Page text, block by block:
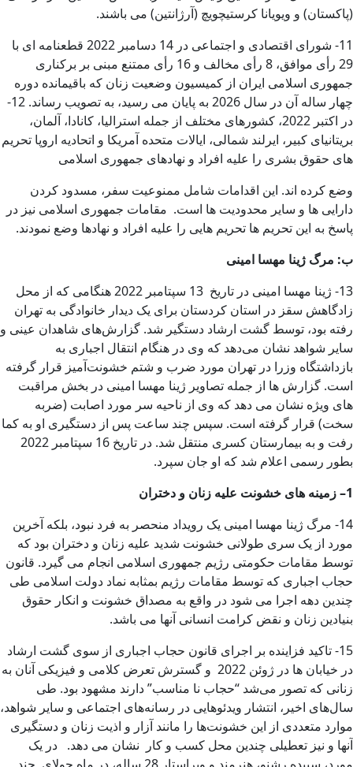
(پاکستان) و ویویانا کرستیچویچ (آرژانتین) می باشند.
11- شورای اقتصادی و اجتماعی در 14 دسامبر 2022 قطعنامه ای با
29 رأی موافق، 8 رأی مخالف و 16 رأی ممتنع مبنی بر برکناری
جمهوری اسلامی ایران از کمیسیون وضعیت زنان که باقیمانده دوره
چهار ساله آن در سال 2026 به پایان می رسید، به تصویب رساند. 12-
در اکتبر 2022، کشورهای مختلف از جمله استرالیا، کانادا، آلمان،
بریتانیای کبیر، ایرلند شمالی، ایالات متحده آمریکا و اتحادیه اروپا تحریم
های حقوق بشری را علیه افراد و نهادهای جمهوری اسلامی
وضع کرده اند. این اقدامات شامل ممنوعیت سفر، مسدود کردن
دارایی ها و سایر محدودیت ها است. مقامات جمهوری اسلامی نیز در
پاسخ به این تحریم ها تحریم هایی را علیه افراد و نهادها وضع نمودند.
ب: مرگ ژینا مهسا امینی
13- ژینا مهسا امینی در تاریخ 13 سپتامبر 2022 هنگامی که از محل
زادگاهش سقز در استان کردستان برای یک دیدار خانوادگی به تهران
رفته بود، توسط گشت ارشاد دستگیر شد. گزارش‌های شاهدان عینی و
سایر شواهد نشان می‌دهد که وی در هنگام انتقال اجباری به
بازداشتگاه وزرا در تهران مورد ضرب و شتم خشونت‌آمیز قرار گرفته
است. گزارش ها از جمله تصاویر ژینا مهسا امینی در بخش مراقبت
های ویژه نشان می دهد که وی از ناحیه سر مورد اصابت (ضربه
سخت) قرار گرفته است. سپس چند ساعت پس از دستگیری او به کما
رفت و به بیمارستان کسری منتقل شد. در تاریخ 16 سپتامبر 2022
بطور رسمی اعلام شد که او جان سپرد.
1
–زمینه های خشونت علیه زنان و دختران
14- مرگ ژینا مهسا امینی یک رویداد منحصر به فرد نبود، بلکه آخرین
مورد از یک سری طولانی خشونت شدید علیه زنان و دختران بود که
توسط مقامات حکومتی رژیم جمهوری اسلامی انجام می گیرد. قانون
حجاب اجباری که توسط مقامات رژیم بمثابه نماد دولت اسلامی طی
چندین دهه اجرا می شود در واقع به مصداق خشونت و انکار حقوق
بنیادین زنان و نقض کرامت انسانی آنها می باشد.
15- تاکید فزاینده بر اجرای قانون حجاب اجباری از سوی گشت ارشاد
در خیابان ها در ژوئن 2022 و گسترش تعرض کلامی و فیزیکی آنان به
زنانی که تصور می‌شد “حجاب نا مناسب” دارند مشهود بود. طی
سال‌های اخیر، انتشار ویدئوهایی در رسانه‌های اجتماعی و سایر شواهد،
موارد متعددی از این خشونت‌ها را مانند آزار و اذیت زنان و دستگیری
آنها و نیز تعطیلی چندین محل کسب و کار نشان می دهد. در یک